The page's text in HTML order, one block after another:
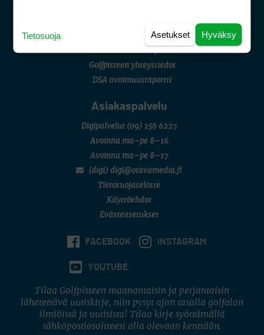
Mediahinnasto
Golfpisteen yhteystiedot
DSA avoimuusraportti
Asiakaspalvelu
Digipalvelut (09) 156 6227
Avoinna ma–pe 8–16
Avoinna ma–pe 8–17
(digi) digi@otavamedia.fi
Tietosuojaseloste
Käyttöehdot
Evästeasetukset
FACEBOOK INSTAGRAM
YOUTUBE
Tilaa Golfpisteen maanantaisin ja perjantaisin
lähetettävä uutiskirje, niin pysyt ajan tasalla golfalan
ilmiöistä ja uutisista! Tilaa kirje syöttämällä
sähköpostiosoitteesi alla olevaan kenttään.
Hyväksy
Asetukset
Tietosuoja